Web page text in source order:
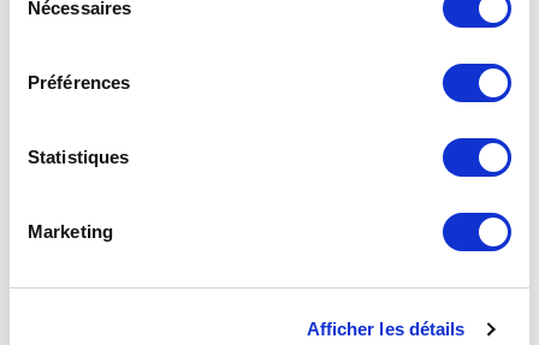
Nécessaires
Préférences
Statistiques
Marketing
Afficher les détails
certification choisie est créé :
Le groupe « Quota de signature »
donne le nombre de certifications